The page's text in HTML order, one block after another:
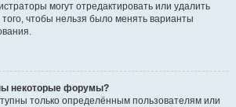
могут отредактировать или удалить
чтобы нельзя было менять варианты
некоторые форумы?
только определённым пользователям или